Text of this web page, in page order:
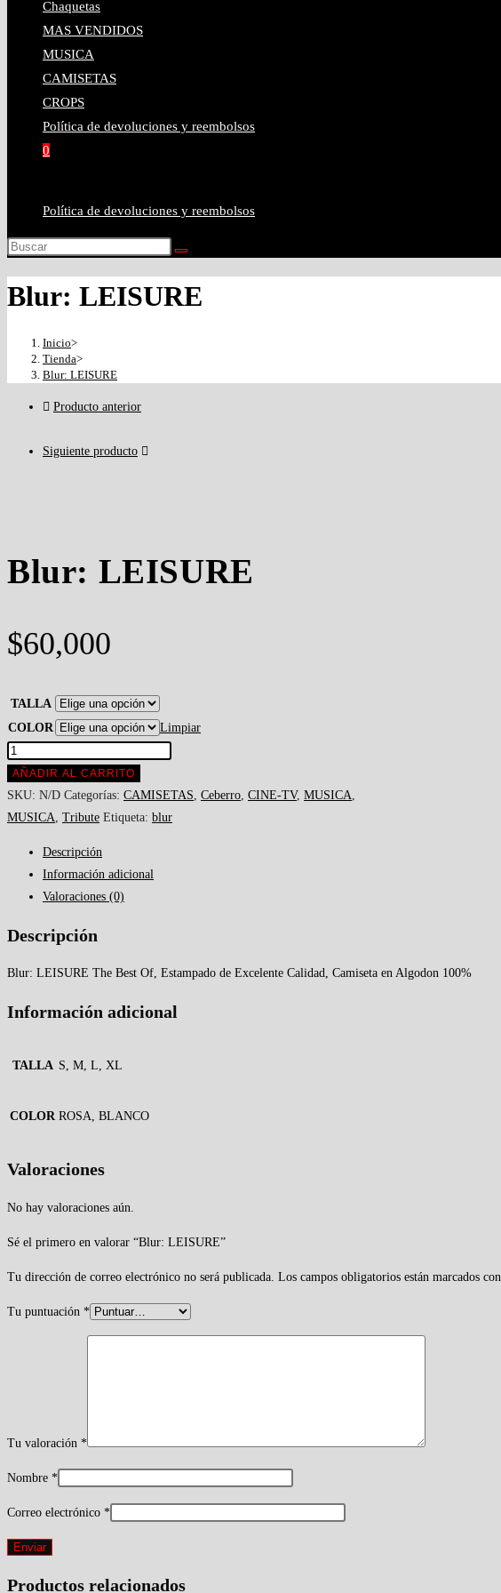
la
web
búsqueda.
Chaquetas
MAS VENDIDOS
MUSICA
CAMISETAS
CROPS
Política de devoluciones y reembolsos
0
de
la
Política de devoluciones y reembolsos
Buscar
esta
Blur: LEISURE
Inicio>
Tienda>
Blur: LEISURE
Producto anterior
Siguiente producto
Blur: LEISURE
$60,000
TALLA
COLOR
Limpiar
Blur:
LEISURE
cantidad
AÑADIR AL CARRITO
SKU: N/D Categorías: CAMISETAS, Ceberro, CINE-TV, MUSICA,
MUSICA, Tribute Etiqueta: blur
Descripción
Información adicional
Valoraciones (0)
Descripción
Blur: LEISURE The Best Of, Estampado de Excelente Calidad, Camiseta en Algodon 100%
Información adicional
TALLA S, M, L, XL
COLOR ROSA, BLANCO
Valoraciones
No hay valoraciones aún.
Sé el primero en valorar “Blur: LEISURE”
Tu dirección de correo electrónico no será publicada. Los campos obligatorios están marcados con
Tu puntuación *
Tu valoración *
Nombre *
Correo electrónico *
Productos relacionados